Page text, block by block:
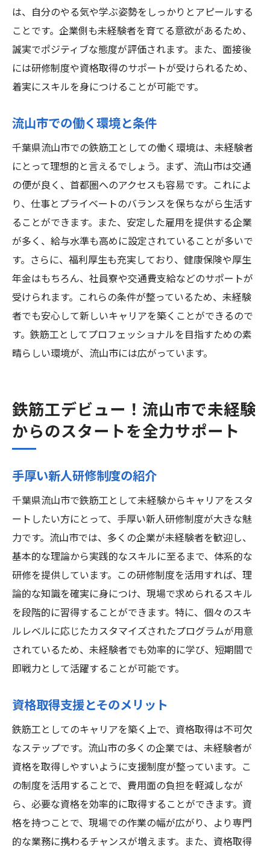
は、自分のやる気や学ぶ姿勢をしっかりとアピールする
ことです。企業側も未経験者を育てる意欲があるため、
誠実でポジティブな態度が評価されます。また、面接後
には研修制度や資格取得のサポートが受けられるため、
着実にスキルを身につけることが可能です。
流山市での働く環境と条件
千葉県流山市での鉄筋工としての働く環境は、未経験者
にとって理想的と言えるでしょう。まず、流山市は交通
の便が良く、首都圏へのアクセスも容易です。これによ
り、仕事とプライベートのバランスを保ちながら生活す
ることができます。また、安定した雇用を提供する企業
が多く、給与水準も高めに設定されていることが多いで
す。さらに、福利厚生も充実しており、健康保険や厚生
年金はもちろん、社員寮や交通費支給などのサポートが
受けられます。これらの条件が整っているため、未経験
者でも安心して新しいキャリアを築くことができるので
す。鉄筋工としてプロフェッショナルを目指すための素
晴らしい環境が、流山市には広がっています。
鉄筋工デビュー！流山市で未経験
からのスタートを全力サポート
手厚い新人研修制度の紹介
千葉県流山市で鉄筋工として未経験からキャリアをスタ
ートしたい方にとって、手厚い新人研修制度が大きな魅
力です。流山市では、多くの企業が未経験者を歓迎し、
基本的な理論から実践的なスキルに至るまで、体系的な
研修を提供しています。この研修制度を活用すれば、理
論的な知識を確実に身につけ、現場で求められるスキル
を段階的に習得することができます。特に、個々のスキ
ルレベルに応じたカスタマイズされたプログラムが用意
されているため、未経験者でも効率的に学び、短期間で
即戦力として活躍することが可能です。
資格取得支援とそのメリット
鉄筋工としてのキャリアを築く上で、資格取得は不可欠
なステップです。流山市の多くの企業では、未経験者が
資格を取得しやすいように支援制度が整っています。こ
の制度を活用することで、費用面の負担を軽減しなが
ら、必要な資格を効率的に取得することができます。資
格を持つことで、現場での作業の幅が広がり、より専門
的な業務に携わるチャンスが増えます。また、資格取得